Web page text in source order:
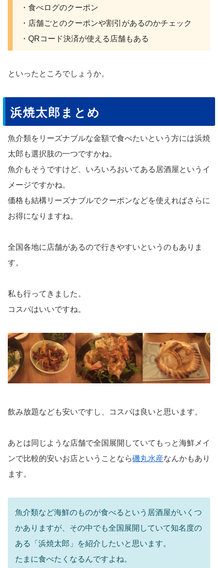
・食べログのクーポン
・店舗ごとのクーポンや割引があるのかチェック
・QRコード決済が使える店舗もある
といったところでしょうか。
浜焼太郎まとめ
魚介類をリーズナブルな金額で食べたいという方には浜焼
太郎も選択肢の一つですかね。
魚介もそうですけど、いろいろおいてある居酒屋というイ
メージですかね。
価格も結構リーズナブルでクーポンなどを使えればさらに
お得になりますね。
全国各地に店舗があるので行きやすいというのもありま
す。
私も行ってきました。
コスパはいいですね。
飲み放題なども安いですし、コスパは良いと思います。
あとは同じような店舗で全国展開していてもっと海鮮メイ
ンで比較的安いお店ということなら磯丸水産なんかもあり
ます。
魚介類など海鮮のものが食べるという居酒屋がいくつ
かありますが、その中でも全国展開していて知名度の
ある「浜焼太郎」を紹介したいと思います。
たまに食べたくなるんですよね。